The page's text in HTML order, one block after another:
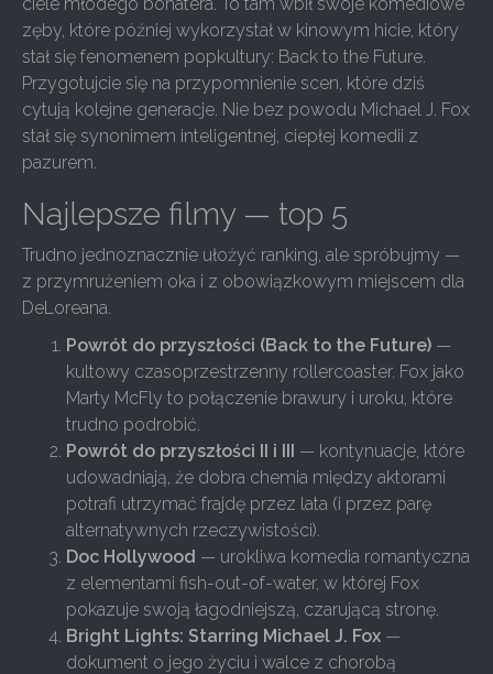
zęby, które później wykorzystał w kinowym hicie, który
stał się fenomenem popkultury: Back to the Future.
Przygotujcie się na przypomnienie scen, które dziś
cytują kolejne generacje. Nie bez powodu Michael J. Fox
stał się synonimem inteligentnej, ciepłej komedii z
pazurem.
Najlepsze filmy — top 5
Trudno jednoznacznie ułożyć ranking, ale spróbujmy —
z przymrużeniem oka i z obowiązkowym miejscem dla
DeLoreana.
Powrót do przyszłości (Back to the Future) —
kultowy czasoprzestrzenny rollercoaster. Fox jako
Marty McFly to połączenie brawury i uroku, które
trudno podrobić.
Powrót do przyszłości II i III — kontynuacje, które
udowadniają, że dobra chemia między aktorami
potrafi utrzymać frajdę przez lata (i przez parę
alternatywnych rzeczywistości).
Doc Hollywood — urokliwa komedia romantyczna
z elementami fish-out-of-water, w której Fox
pokazuje swoją łagodniejszą, czarującą stronę.
Bright Lights: Starring Michael J. Fox —
dokument o jego życiu i walce z chorobą